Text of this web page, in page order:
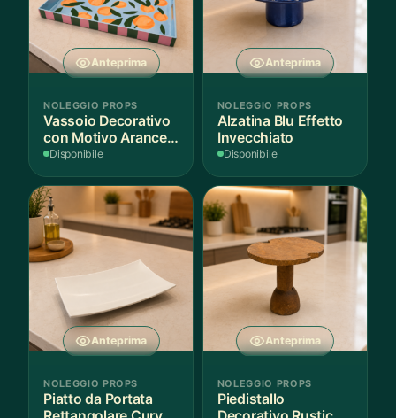
Anteprima
NOLEGGIO PROPS
Vassoio Decorativo
con Motivo Arance e
Foglie
Disponibile
Anteprima
NOLEGGIO PROPS
Alzatina Blu Effetto
Invecchiato
Disponibile
Anteprima
NOLEGGIO PROPS
Piatto da Portata
Anteprima
NOLEGGIO PROPS
Piedistallo